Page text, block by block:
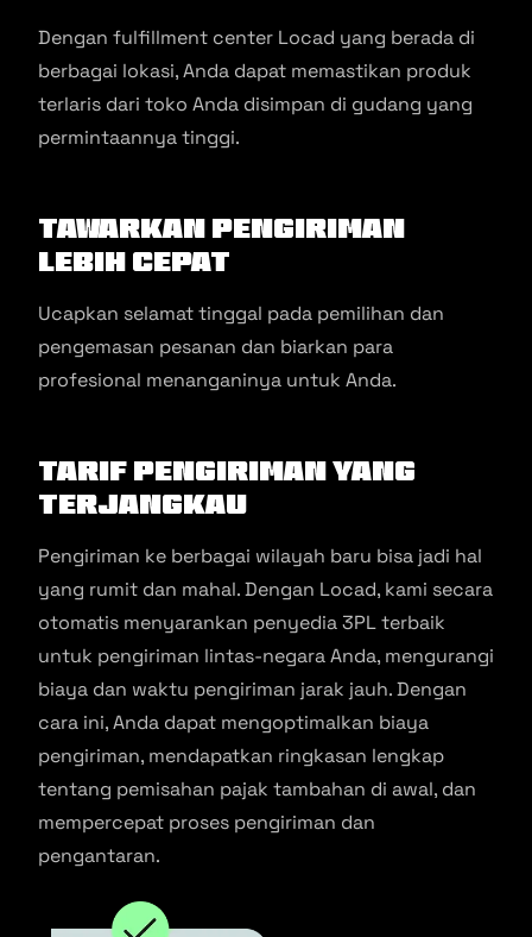
Dengan fulfillment center Locad yang berada di
berbagai lokasi, Anda dapat memastikan produk
terlaris dari toko Anda disimpan di gudang yang
permintaannya tinggi.
Tawarkan pengiriman
lebih cepat
Ucapkan selamat tinggal pada pemilihan dan
pengemasan pesanan dan biarkan para
profesional menanganinya untuk Anda.
Tarif pengiriman yang
terjangkau
Pengiriman ke berbagai wilayah baru bisa jadi hal
yang rumit dan mahal. Dengan Locad, kami secara
otomatis menyarankan penyedia 3PL terbaik
untuk pengiriman lintas-negara Anda, mengurangi
biaya dan waktu pengiriman jarak jauh. Dengan
cara ini, Anda dapat mengoptimalkan biaya
pengiriman, mendapatkan ringkasan lengkap
tentang pemisahan pajak tambahan di awal, dan
mempercepat proses pengiriman dan
pengantaran.